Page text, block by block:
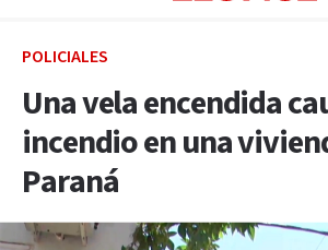
POLICIALES
Una vela encendida
incendio en una
Paraná